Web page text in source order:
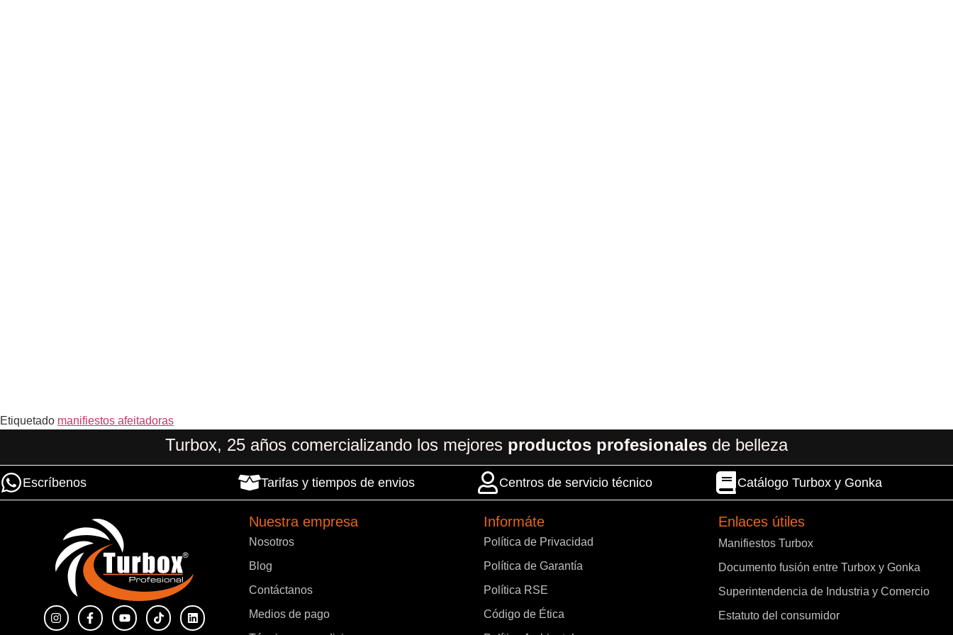
Etiquetado manifiestos afeitadoras
Turbox, 25 años comercializando los mejores productos profesionales de belleza
Escríbenos Tarifas y tiempos de envios Centros de servicio técnico Catálogo Turbox y Gonka
Nuestra empresa
Nosotros
Blog
Contáctanos
Medios de pago
Informáte
Política de Privacidad
Política de Garantía
Política RSE
Código de Ética
Enlaces útiles
Manifiestos Turbox
Documento fusión entre Turbox y Gonka
Superintendencia de Industria y Comercio
Estatuto del consumidor